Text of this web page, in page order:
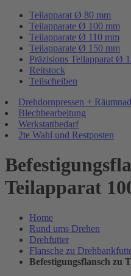
Teilapparat Ø 80 mm
Teilapparate Ø 100 mm
Teilapparate Ø 110 mm
Teilapparate Ø 150 mm
Präzisions Teilapparat Ø
Reitstock
Teilscheiben
Drehdornpressen +
Blechbearbeitung
Werkstattbedarf
2te Wahl und Restposten
Teilapparat
Home
Rund ums Drehen
Drehfutter
Flansche zu
Befestigungsflansch zu